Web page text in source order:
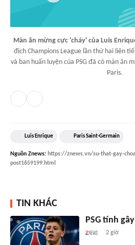
Màn ăn mừng cực 'cháy' của Luis
địch Champions League lần thứ hai liên
và ban huấn luyện của PSG đã có màn ăn
Paris.
Luis Enrique Paris Saint-Germain
Nguồn Znews: https://znews.vn/su-that-gay-
post1659199.html
TIN KHÁC
PSG tính
2 giờ